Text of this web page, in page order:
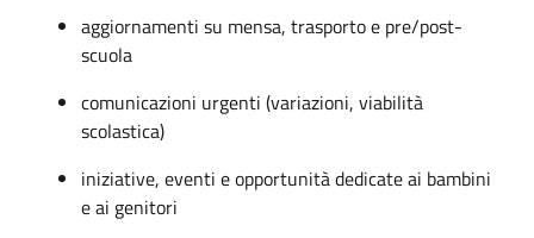
aggiornamenti su mensa, trasporto e pre/post-
scuola
comunicazioni urgenti (variazioni, viabilità
scolastica)
iniziative, eventi e opportunità dedicate ai bambini
e ai genitori